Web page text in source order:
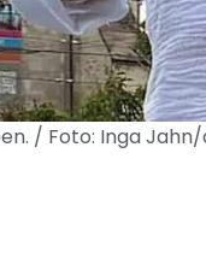
/ Foto: Inga